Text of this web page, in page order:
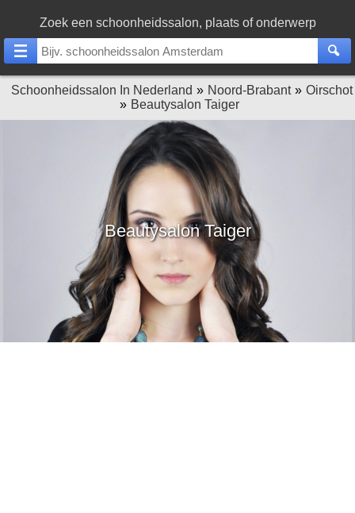
Zoek een schoonheidssalon, plaats of onderwerp
Schoonheidssalon In Nederland Noord-Brabant
Oirschot
Beautysalon Taiger
Beautysalon Taiger